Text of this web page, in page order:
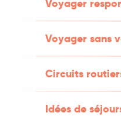
Voyager
Voyager sans
Circuits
Idées de
erreur